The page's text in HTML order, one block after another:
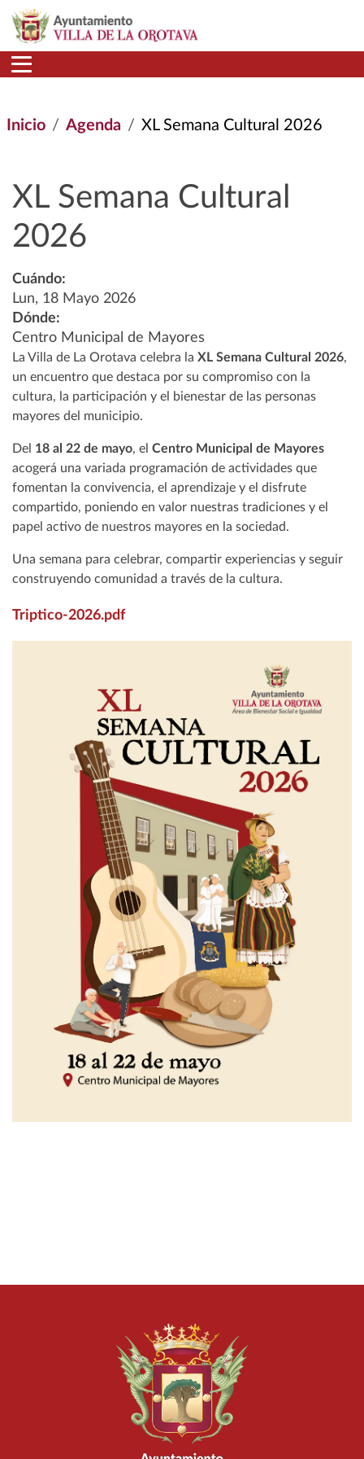
Pasar al contenido principal
Inicio Agenda XL Semana Cultural 2026
XL Semana Cultural
2026
Cuándo:
Lun, 18 Mayo 2026
Dónde:
Centro Municipal de Mayores
La Villa de La Orotava celebra la XL Semana Cultural 2026,
un encuentro que destaca por su compromiso con la
cultura, la participación y el bienestar de las personas
mayores del municipio.
Del 18 al 22 de mayo, el Centro Municipal de Mayores
acogerá una variada programación de actividades que
fomentan la convivencia, el aprendizaje y el disfrute
compartido, poniendo en valor nuestras tradiciones y el
papel activo de nuestros mayores en la sociedad.
Una semana para celebrar, compartir experiencias y seguir
construyendo comunidad a través de la cultura.
Triptico-2026.pdf